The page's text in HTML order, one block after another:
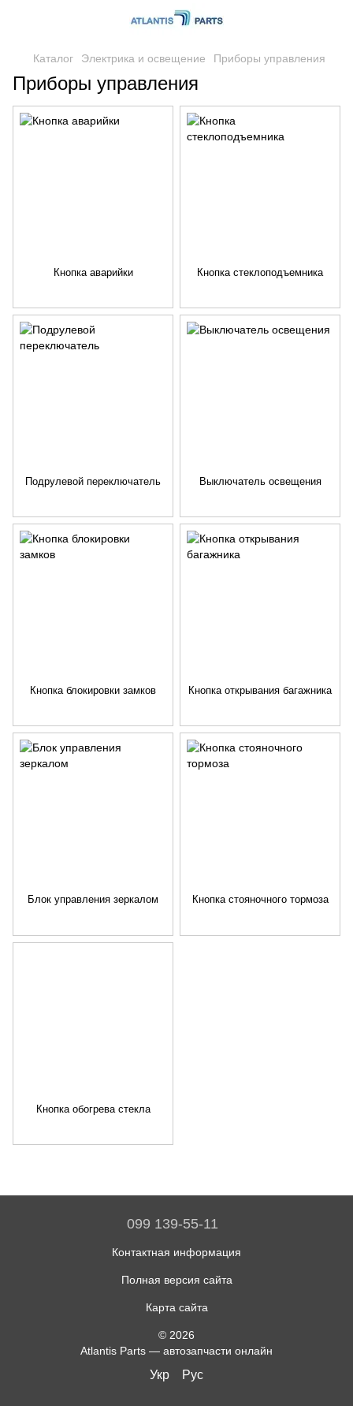
Каталог Электрика и освещение Приборы управления
Приборы управления
Кнопка аварийки Кнопка стеклоподъемника
Подрулевой переключатель Выключатель освещения
Кнопка блокировки замков Кнопка открывания багажника
Блок управления зеркалом Кнопка стояночного тормоза
Кнопка обогрева стекла
099 139-55-11
Контактная информация
Полная версия сайта
Карта сайта
© 2026
Atlantis Parts — автозапчасти онлайн
Укр Рус